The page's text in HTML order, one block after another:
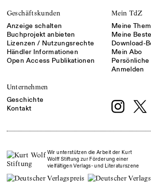
Geschäftskunden
Anzeige schalten
Buchprojekt anbieten
Lizenzen / Nutzungsrechte
Händler Informationen
Open Access Publikationen
Mein TdZ
Meine
Meine
Download-
Mein Abo
Persönliche
Anmelden
Unternehmen
Geschichte
Kontakt
Wir unterstützen die Arbeit der Kurt
Wolff Stiftung zur Förderung einer
vielfältigen Verlags- und Literaturszene